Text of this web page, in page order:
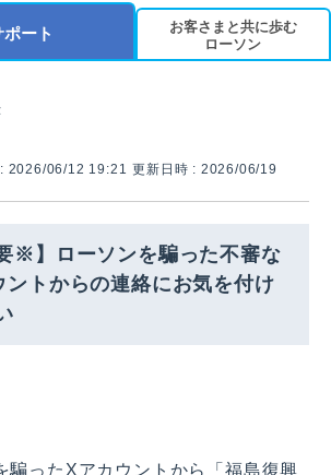
ート
お客さまと共に歩む
ローソン
2026/06/12 19:21 更新日時 : 2026/06/19
※】ローソンを騙った不審な
ントからの連絡にお気を付け
騙ったXアカウントから「福島復興